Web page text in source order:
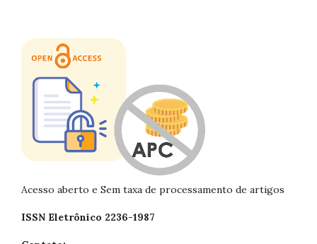
Acesso aberto e Sem taxa de processamento de artigos
ISSN Eletrônico 2236-1987